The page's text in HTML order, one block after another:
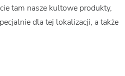
tam nasze kultowe produkty,
dla tej lokalizacji, a także